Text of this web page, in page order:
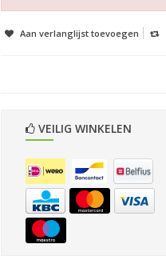
Aan verlanglijst toevoegen
VEILIG WINKELEN